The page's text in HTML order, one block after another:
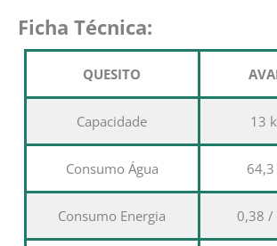
Ficha Técnica:
QUESITO
Capacidade 13
Consumo Água
Consumo Energia 0,38 /